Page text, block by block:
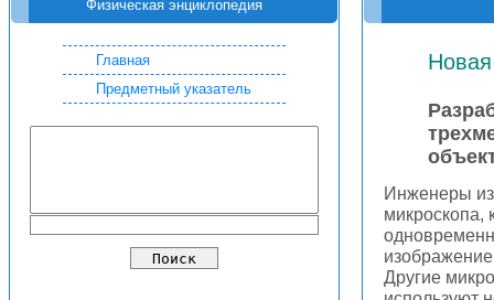
Физическая энциклопедия
Главная
Предметный указатель
Инженеры
микроскопа,
Другие